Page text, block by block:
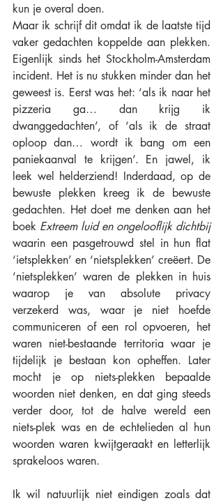
kun je overal doen.
Maar ik schrijf dit omdat ik de laatste tijd
vaker gedachten koppelde aan plekken.
Eigenlijk sinds het Stockholm-Amsterdam
incident. Het is nu stukken minder dan het
geweest is. Eerst was het: ‘als ik naar het
pizzeria ga… dan krijg ik
dwanggedachten’, of ‘als ik de straat
oploop dan… wordt ik bang om een
paniekaanval te krijgen’. En jawel, ik
leek wel helderziend! Inderdaad, op de
bewuste plekken kreeg ik de bewuste
gedachten. Het doet me denken aan het
boek
Extreem luid en ongelooflijk dichtbij
waarin een pasgetrouwd stel in hun flat
‘ietsplekken’ en ‘nietsplekken’ creëert. De
‘nietsplekken’ waren de plekken in huis
waarop je van absolute privacy
verzekerd was, waar je niet hoefde
communiceren of een rol opvoeren, het
waren niet-bestaande territoria waar je
tijdelijk je bestaan kon opheffen. Later
mocht je op niets-plekken bepaalde
woorden niet denken, en dat ging steeds
verder door, tot de halve wereld een
niets-plek was en de echtelieden al hun
woorden waren kwijtgeraakt en letterlijk
sprakeloos waren.
Ik wil natuurlijk niet eindigen zoals dat